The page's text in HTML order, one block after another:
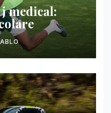
j medical: